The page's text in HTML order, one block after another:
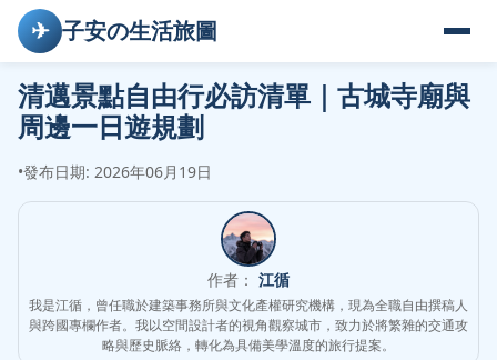
✈ 子安の生活旅圖
清邁景點自由行必訪清單｜古城寺廟與
周邊一日遊規劃
•發布日期: 2026年06月19日
作者： 江循
我是江循，曾任職於建築事務所與文化產權研究機構，現為全職自由撰稿人
與跨國專欄作者。我以空間設計者的視角觀察城市，致力於將繁雜的交通攻
略與歷史脈絡，轉化為具備美學溫度的旅行提案。